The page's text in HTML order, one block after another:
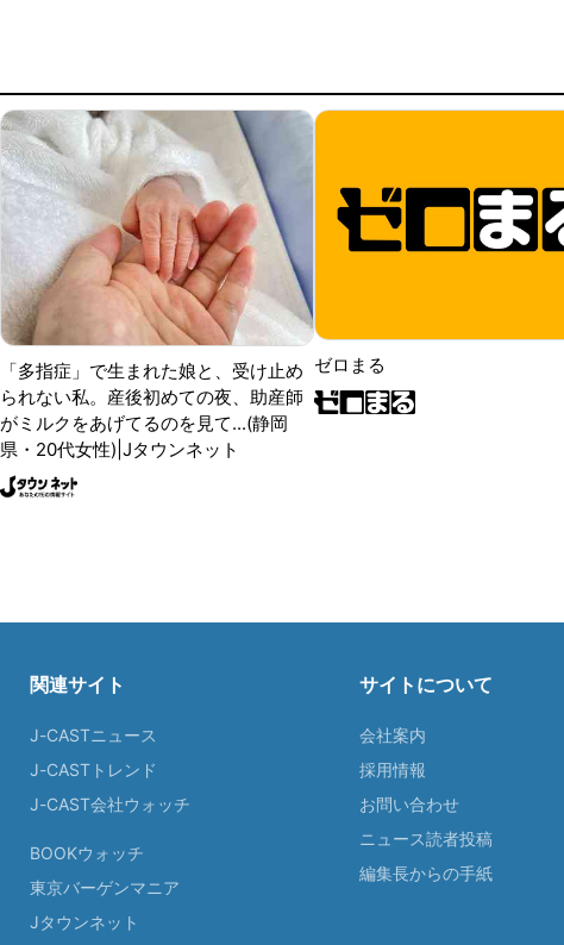
「多指症」で生まれた娘と、受け止め
られない私。産後初めての夜、助産師
がミルクをあげてるのを見て...(静岡
県・20代女性)|Jタウンネット
ゼロまる
関連サイト
J-CASTニュース
J-CASTトレンド
J-CAST会社ウォッチ
BOOKウォッチ
東京バーゲンマニア
Jタウンネット
サイトについて
会社案内
採用情報
お問い合わせ
ニュース読者投稿
編集長からの手紙